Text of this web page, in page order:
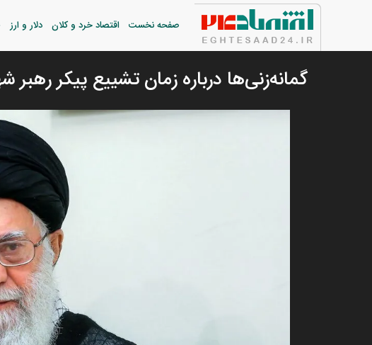
صفحه نخست اقتصاد خرد و کلان دلار و ارز
گمانه‌زنی‌ها درباره زمان تشییع پیکر رهبر